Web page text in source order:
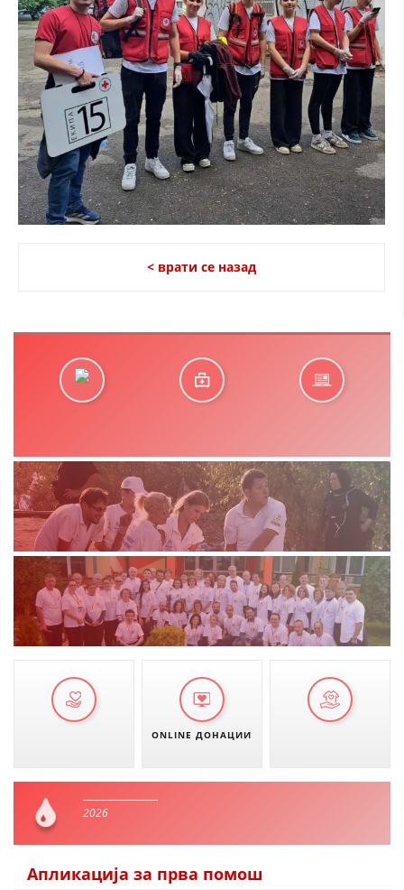
< врати се назад
ONLINE ДОНАЦИИ
2026
Апликација за прва помош